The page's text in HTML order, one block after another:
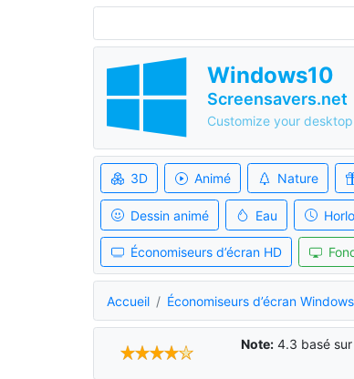
Windows10
Screensavers.net
Customize your
3D Animé Nature
Dessin animé Eau
Économiseurs d’écran HD
Accueil Économiseurs d’écran
Note: 4.3 basé sur